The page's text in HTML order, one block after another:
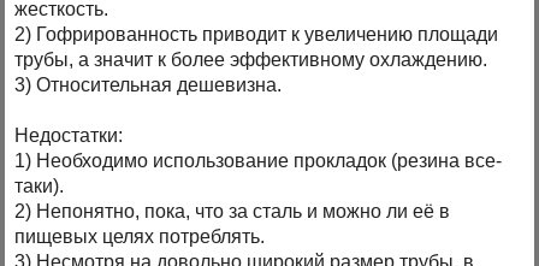
жесткость.
2) Гофрированность приводит к увеличению площади
трубы, а значит к более эффективному охлаждению.
3) Относительная дешевизна.
Недостатки:
1) Необходимо использование прокладок (резина все-
таки).
2) Непонятно, пока, что за сталь и можно ли её в
пищевых целях потреблять.
3) Несмотря на довольно широкий размер трубы, в